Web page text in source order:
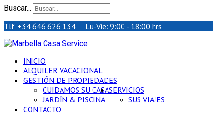
Buscar...
Tlf. +34 646 626 134 Lu-Vie: 9:00 - 18:00 hrs
INICIO
ALQUILER VACACIONAL
GESTIÓN DE PROPIEDADES
CUIDAMOS SU CASA
JARDÍN & PISCINA
SERVICIOS
SUS VIAJES
CONTACTO